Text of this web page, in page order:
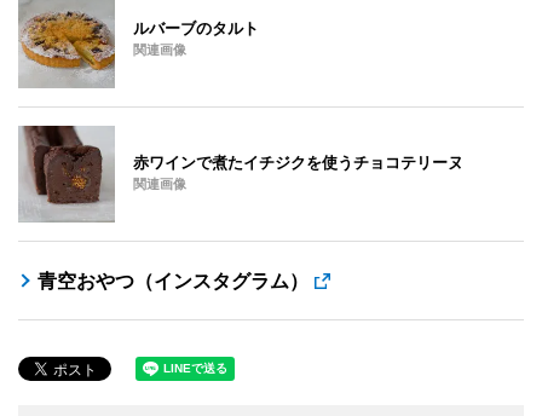
ルバーブのタルト
関連画像
赤ワインで煮たイチジクを使うチョコテリーヌ
関連画像
青空おやつ（インスタグラム）